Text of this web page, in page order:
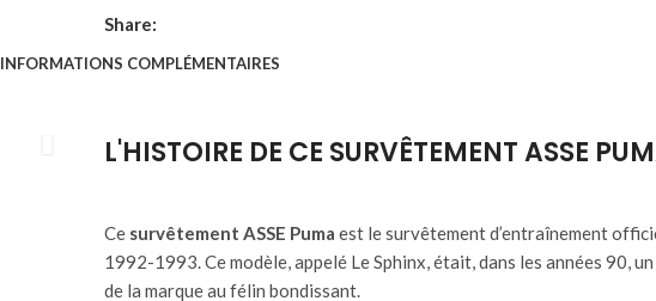
Share:
INFORMATIONS COMPLÉMENTAIRES
L'HISTOIRE DE CE SURVÊTEMENT ASSE
Ce survêtement ASSE Puma est le survêtement d’entraînement
1992-1993. Ce modèle, appelé Le Sphinx, était, dans les années 90,
de la marque au félin bondissant.